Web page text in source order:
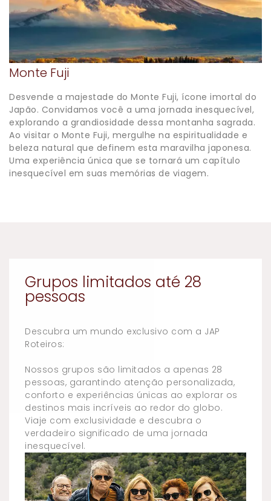
Monte Fuji
Desvende a majestade do Monte Fuji, ícone imortal do
Japão. Convidamos você a uma jornada inesquecível,
explorando a grandiosidade dessa montanha sagrada.
Ao visitar o Monte Fuji, mergulhe na espiritualidade e
beleza natural que definem esta maravilha japonesa.
Uma experiência única que se tornará um capítulo
inesquecível em suas memórias de viagem.
Grupos limitados até 28
pessoas
Descubra um mundo exclusivo com a JAP
Roteiros:
Nossos grupos são limitados a apenas 28
pessoas, garantindo atenção personalizada,
conforto e experiências únicas ao explorar os
destinos mais incríveis ao redor do globo.
Viaje com exclusividade e descubra o
verdadeiro significado de uma jornada
inesquecível.